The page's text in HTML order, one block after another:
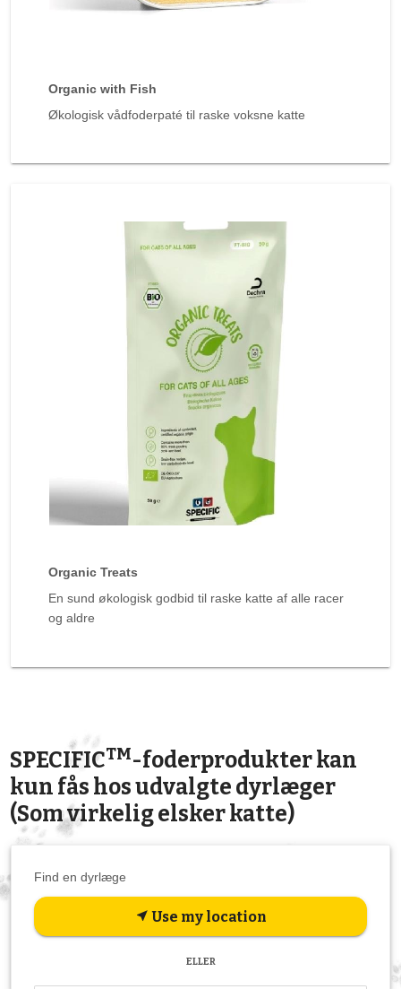
Organic with Fish
Økologisk vådfoderpaté til raske voksne katte
Organic Treats
En sund økologisk godbid til raske katte af alle racer
og aldre
SPECIFICTM-foderprodukter kan
kun fås hos udvalgte dyrlæger
(Som virkelig elsker katte)
Find en dyrlæge
near_me Use my location
ELLER